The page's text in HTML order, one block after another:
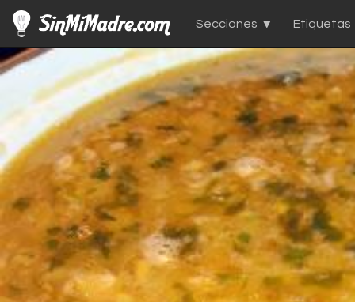
Secciones Etiquetas